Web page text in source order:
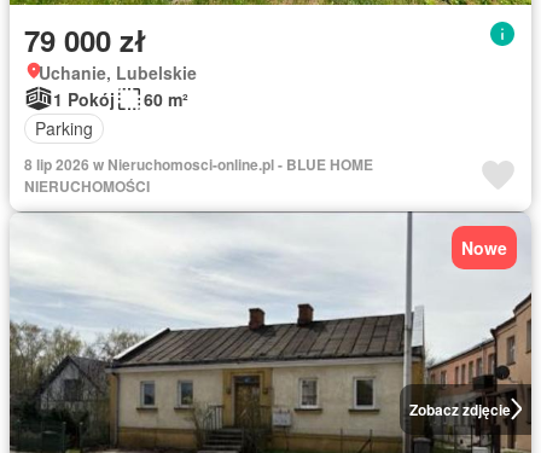
79 000 zł
Uchanie, Lubelskie
1 Pokój
60 m²
Parking
8 lip 2026 w Nieruchomosci-online.pl - BLUE HOME
NIERUCHOMOŚCI
Zobacz zdjęcie
Nowe